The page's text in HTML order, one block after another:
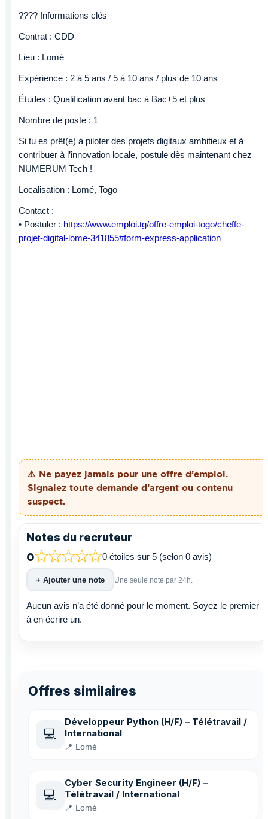
???? Informations clés
Contrat : CDD
Lieu : Lomé
Expérience : 2 à 5 ans / 5 à 10 ans / plus de 10 ans
Études : Qualification avant bac à Bac+5 et plus
Nombre de poste : 1
Si tu es prêt(e) à piloter des projets digitaux ambitieux et à
contribuer à l’innovation locale, postule dès maintenant chez
NUMERUM Tech !
Localisation : Lomé, Togo
Contact :
• Postuler : https://www.emploi.tg/offre-emploi-togo/cheffe-
projet-digital-lome-341855#form-express-application
⚠️ Ne payez jamais pour une offre d’emploi.
Signalez toute demande d’argent ou contenu
suspect.
Notes du recruteur
0 0 étoiles sur 5 (selon 0 avis)
+ Ajouter une note Une seule note par 24h.
Aucun avis n’a été donné pour le moment. Soyez le premier
à en écrire un.
Offres similaires
💻
Développeur Python (H/F) – Télétravail /
International
📍 Lomé
💻
Cyber Security Engineer (H/F) –
Télétravail / International
📍 Lomé